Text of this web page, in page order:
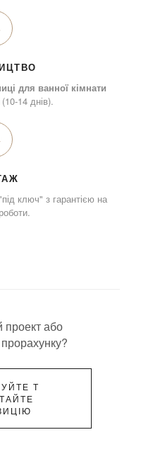
для ванної кімнати
14 днів).
ключ" з гарантією на
проект або
Т